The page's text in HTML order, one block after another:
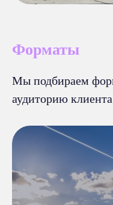
Форматы
Мы подбираем
аудиторию